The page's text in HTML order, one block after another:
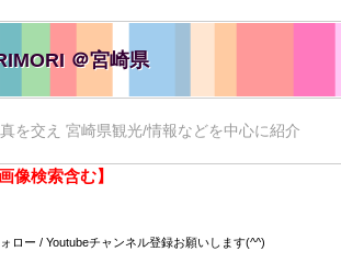
＠宮崎県
を交え 宮崎県観光/情報などを中心に紹介
像検索含む】
ロー / Youtubeチャンネル登録お願いします(^^)